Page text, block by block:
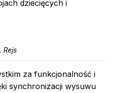
dziecięcych i
Rejs
za funkcjonalność i
synchronizacji wysuwu